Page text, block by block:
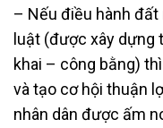
– Nếu điều hành đất
luật (được xây dựng
khai – công bằng)
và tạo cơ hội thuận
nhân dân được ấm